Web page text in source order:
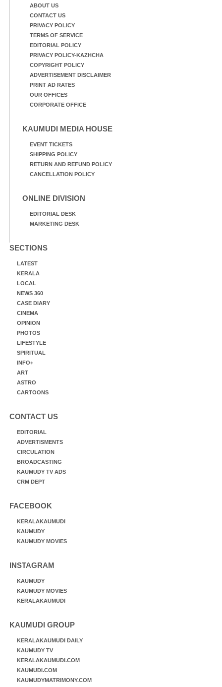
ABOUT US
CONTACT US
PRIVACY POLICY
TERMS OF SERVICE
EDITORIAL POLICY
PRIVACY POLICY-KAZHCHA
COPYRIGHT POLICY
ADVERTISEMENT DISCLAIMER
PRINT AD RATES
OUR OFFICES
CORPORATE OFFICE
KAUMUDI MEDIA HOUSE
EVENT TICKETS
SHIPPING POLICY
RETURN AND REFUND POLICY
CANCELLATION POLICY
ONLINE DIVISION
EDITORIAL DESK
MARKETING DESK
SECTIONS
LATEST
KERALA
LOCAL
NEWS 360
CASE DIARY
CINEMA
OPINION
PHOTOS
LIFESTYLE
SPIRITUAL
INFO+
ART
ASTRO
CARTOONS
CONTACT US
EDITORIAL
ADVERTISMENTS
CIRCULATION
BROADCASTING
KAUMUDY TV ADS
CRM DEPT
FACEBOOK
KERALAKAUMUDI
KAUMUDY
KAUMUDY MOVIES
INSTAGRAM
KAUMUDY
KAUMUDY MOVIES
KERALAKAUMUDI
KAUMUDI GROUP
KERALAKAUMUDI DAILY
KAUMUDY TV
KERALAKAUMUDI.COM
KAUMUDI.COM
KAUMUDYMATRIMONY.COM